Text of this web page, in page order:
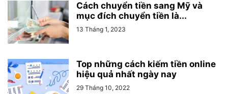
Cách chuyển tiền sang Mỹ và
mục đích chuyển tiền là...
13 Tháng 1, 2023
Top những cách kiếm tiền online
hiệu quả nhất ngày nay
29 Tháng 10, 2022